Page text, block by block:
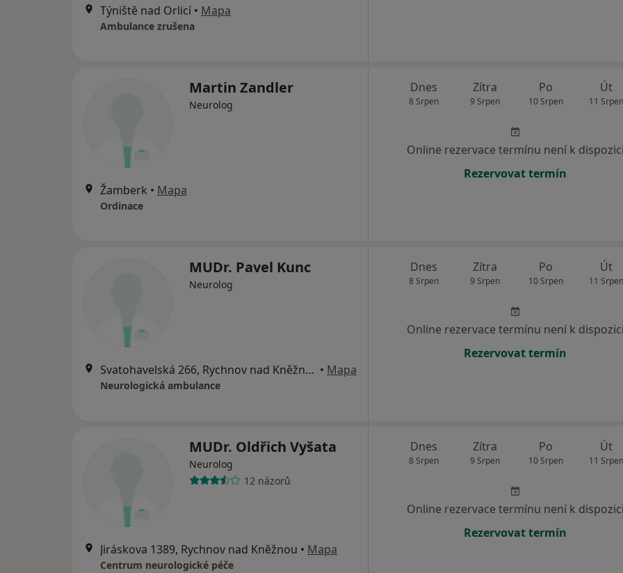
Týniště nad Orlicí • Mapa
Ambulance zrušena
Martin Zandler
Neurolog
Žamberk • Mapa
Ordinace
Dnes
8 Srpen
Zítra
9 Srpen
Po
10 Srpen
Út
11 Srpen
Online rezervace termínu není k dispozici
Rezervovat termín
MUDr. Pavel Kunc
Neurolog
Svatohavelská 266, Rychnov nad Kněžnou • Mapa
Neurologická ambulance
Dnes
8 Srpen
Zítra
9 Srpen
Po
10 Srpen
Út
11 Srpen
Online rezervace termínu není k dispozici
Rezervovat termín
MUDr. Oldřich Vyšata
Neurolog
12 názorů
Jiráskova 1389, Rychnov nad Kněžnou • Mapa
Centrum neurologické péče
Dnes
8 Srpen
Zítra
9 Srpen
Po
10 Srpen
Út
11 Srpen
Online rezervace termínu není k dispozici
Rezervovat termín